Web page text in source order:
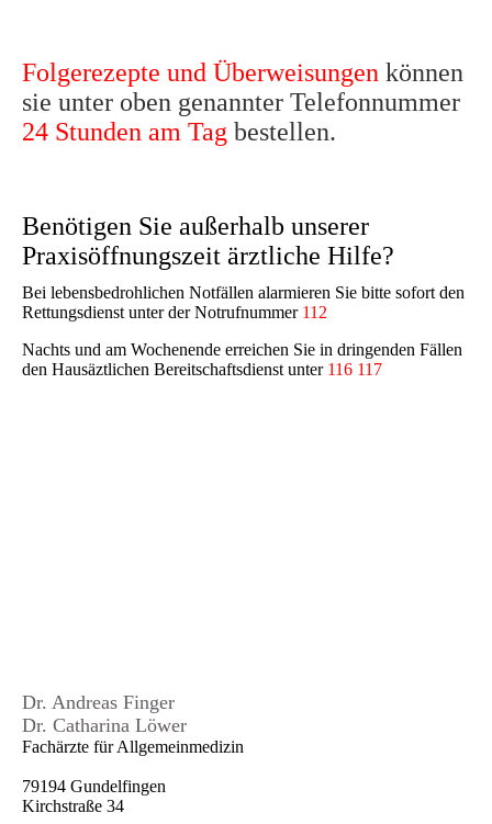
Folgerezepte und Überweisungen können
sie unter oben genannter Telefonnummer
24 Stunden am Tag bestellen.
Benötigen Sie außerhalb unserer
Praxisöffnungszeit ärztliche Hilfe?
Bei lebensbedrohlichen Notfällen alarmieren Sie bitte sofort den
Rettungsdienst unter der Notrufnummer 112
Nachts und am Wochenende erreichen Sie in dringenden Fällen
den Hausäztlichen Bereitschaftsdienst unter 116 117
Dr. Andreas Finger
Dr. Catharina Löwer
Fachärzte für Allgemeinmedizin
79194 Gundelfingen
Kirchstraße 34